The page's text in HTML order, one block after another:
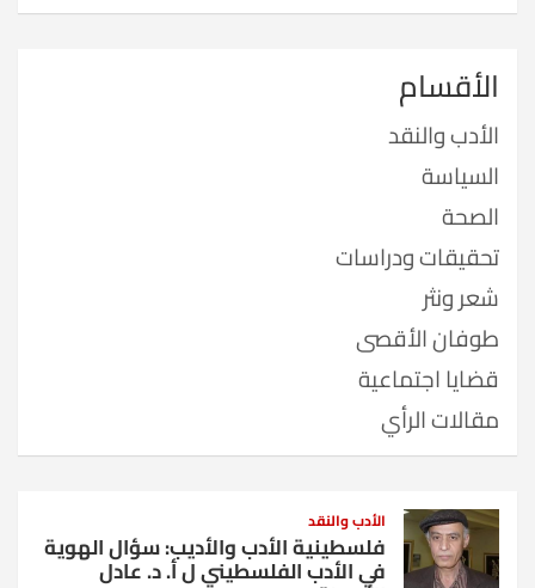
الأقسام
الأدب والنقد
السياسة
الصحة
تحقيقات ودراسات
شعر ونثر
طوفان الأقصى
قضايا اجتماعية
مقالات الرأي
الأدب والنقد
فلسطينية الأدب والأديب: سؤال الهوية
في الأدب الفلسطيني ل أ. د. عادل